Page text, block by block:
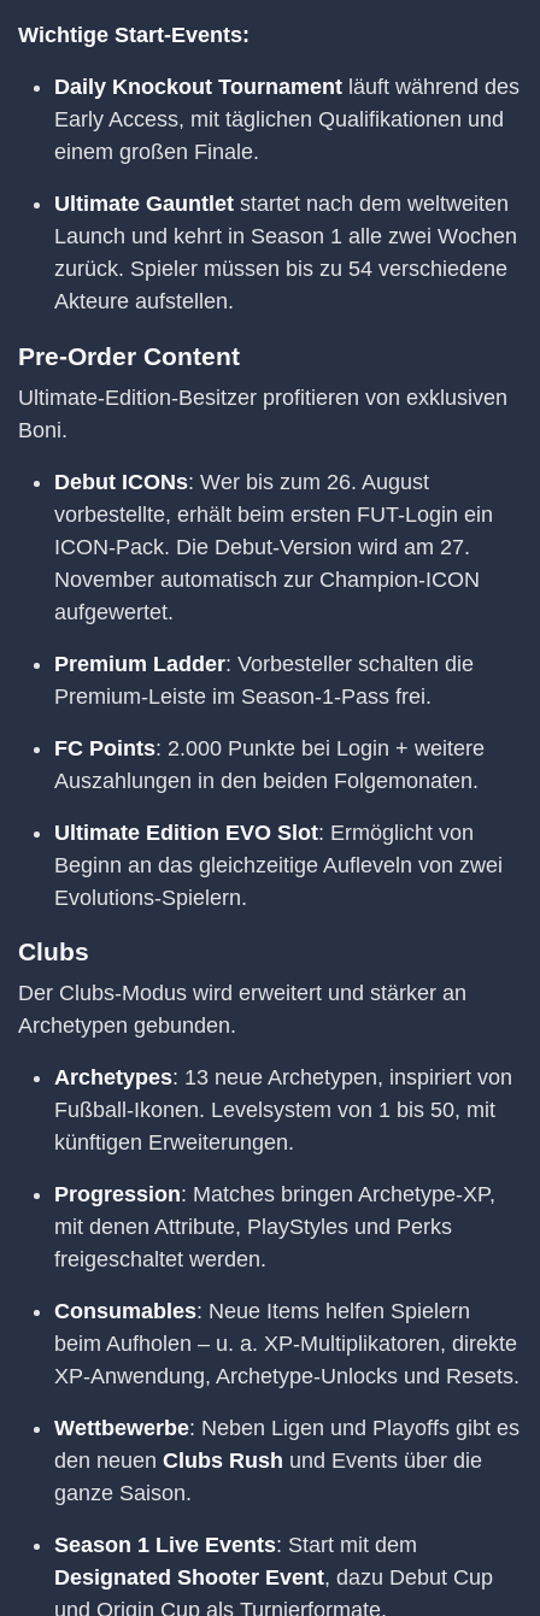
Wichtige Start-Events:
Daily Knockout Tournament läuft während des
Early Access, mit täglichen Qualifikationen und
einem großen Finale.
Ultimate Gauntlet startet nach dem weltweiten
Launch und kehrt in Season 1 alle zwei Wochen
zurück. Spieler müssen bis zu 54 verschiedene
Akteure aufstellen.
Pre-Order Content
Ultimate-Edition-Besitzer profitieren von exklusiven
Boni.
Debut ICONs: Wer bis zum 26. August
vorbestellte, erhält beim ersten FUT-Login ein
ICON-Pack. Die Debut-Version wird am 27.
November automatisch zur Champion-ICON
aufgewertet.
Premium Ladder: Vorbesteller schalten die
Premium-Leiste im Season-1-Pass frei.
FC Points: 2.000 Punkte bei Login + weitere
Auszahlungen in den beiden Folgemonaten.
Ultimate Edition EVO Slot: Ermöglicht von
Beginn an das gleichzeitige Aufleveln von zwei
Evolutions-Spielern.
Clubs
Der Clubs-Modus wird erweitert und stärker an
Archetypen gebunden.
Archetypes: 13 neue Archetypen, inspiriert von
Fußball-Ikonen. Levelsystem von 1 bis 50, mit
künftigen Erweiterungen.
Progression: Matches bringen Archetype-XP,
mit denen Attribute, PlayStyles und Perks
freigeschaltet werden.
Consumables: Neue Items helfen Spielern
beim Aufholen – u. a. XP-Multiplikatoren, direkte
XP-Anwendung, Archetype-Unlocks und Resets.
Wettbewerbe: Neben Ligen und Playoffs gibt es
den neuen Clubs Rush und Events über die
ganze Saison.
Season 1 Live Events: Start mit dem
Designated Shooter Event, dazu Debut Cup
und Origin Cup als Turnierformate.